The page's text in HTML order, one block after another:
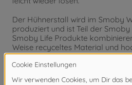
Der Hühnerstall wird im Smoby
produziert und ist Teil der
Smoby Life Produkte
Weise recyceltes Material und
Kunststoffgranulat. Oberstes Ziel
unserer kleinen Abenteurer; eine
Mischung sorgt für die perfekte